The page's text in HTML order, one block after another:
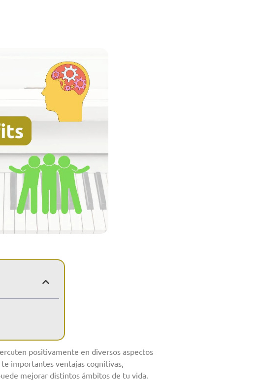
positivamente en diversos aspectos
importantes ventajas cognitivas,
mejorar distintos ámbitos de tu vida.